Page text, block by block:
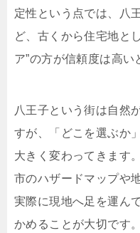
定性という点では、八
ど、古くから住宅地と
ア”の方が信頼度は高い
八王子という街は自然
すが、「どこを選ぶか
大きく変わってきます
市のハザードマップや
実際に現地へ足を運ん
かめることが大切です。